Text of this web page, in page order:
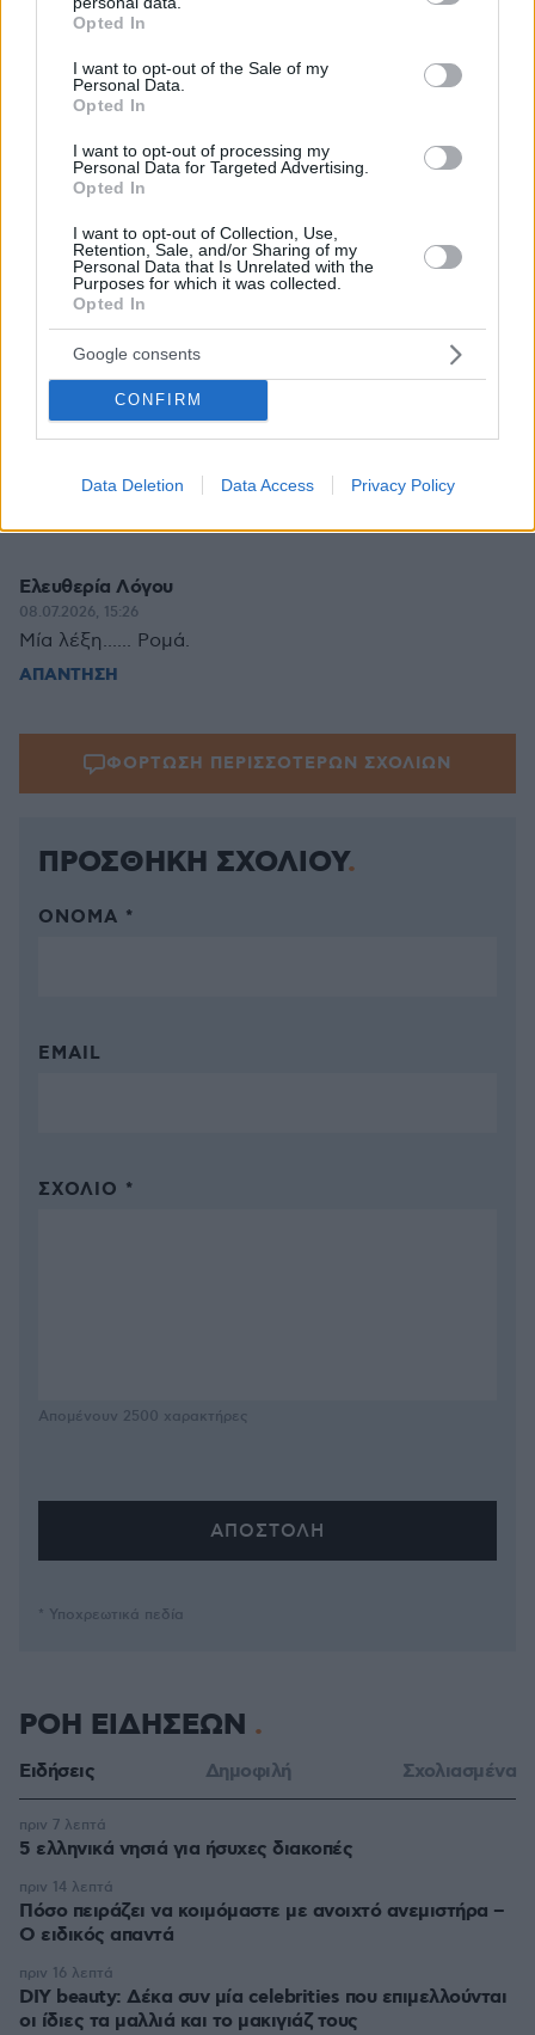
grant or deny consent to Google and its third-party tags to
use your data for below specified purposes in below Google
consent section.
Opted In
I want to opt-out of the Sale of my
Personal Data.
Opted In
I want to opt-out of processing my
Personal Data for Targeted Advertising.
Opted In
I want to opt-out of Collection, Use,
Retention, Sale, and/or Sharing of my
Personal Data that Is Unrelated with the
Purposes for which it was collected.
Opted In
Google consents
CONFIRM
Data Deletion Data Access Privacy Policy
08.07.2026, 16:15
Με τους τραμπουκισμούς στο αεροδρόμιο τι έγινε;
τώρα πουλάνε πάλι θεσμικότητα;
ΑΠΑΝΤΗΣΗ
Στη φωτογραφία του...
08.07.2026, 16:12
φωτογραφίζουν;
ΑΠΑΝΤΗΣΗ
σταματαααααααααααααααααααααααααααα
Eλευθερία Λόγου
08.07.2026, 15:26
Μία λέξη...... Ρομά.
ΑΠΑΝΤΗΣΗ
ΦΟΡΤΩΣΗ ΠΕΡΙΣΣΟΤΕΡΩΝ ΣΧΟΛΙΩΝ
ΠΡΟΣΘΗΚΗ ΣΧΟΛΙΟΥ
ΌΝΟΜΑ *
EMAIL
ΣΧΌΛΙΟ *
Απομένουν 2500 χαρακτήρες
* Υποχρεωτικά πεδία
ΡΟΗ ΕΙΔΗΣΕΩΝ
Ειδήσεις Δημοφιλή Σχολιασμένα
5 ελληνικά νησιά για ήσυχες διακοπές
πριν 7 λεπτά
Πόσο πειράζει να κοιμόμαστε με ανοιχτό ανεμιστήρα –
Ο ειδικός απαντά
πριν 14 λεπτά
DIY beauty: Δέκα συν μία celebrities που επιμελλούνται
οι ίδιες τα μαλλιά και το μακιγιάζ τους
πριν 16 λεπτά